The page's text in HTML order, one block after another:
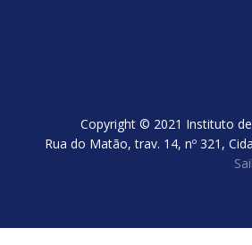
Copyright © 2021 Instituto
Rua do Matão, trav. 14, nº 321,